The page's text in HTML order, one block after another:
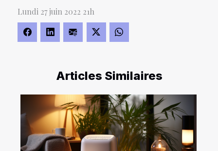
Articles Similaires
Lundi 27 juin 2022 21h